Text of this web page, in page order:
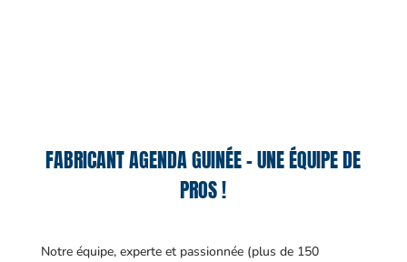
FABRICANT AGENDA GUINÉE – UNE ÉQUIPE DE
PROS !
Notre équipe, experte et passionnée (plus de 150